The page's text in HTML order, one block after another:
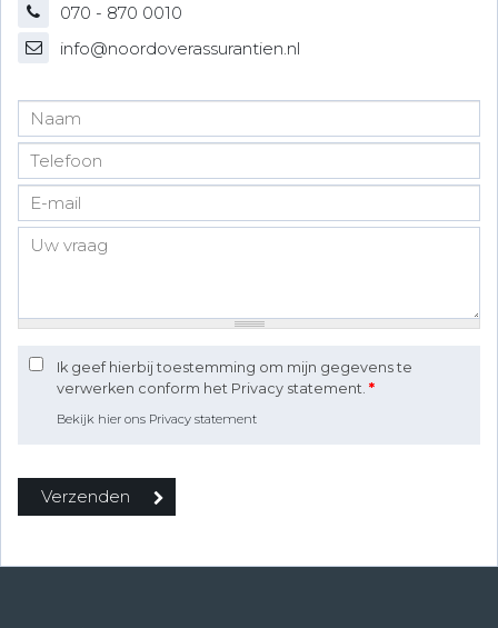
070 - 870 0010
info@noordoverassurantien.nl
Ik geef hierbij toestemming om mijn gegevens te
verwerken conform het Privacy statement. *
Bekijk hier ons Privacy statement